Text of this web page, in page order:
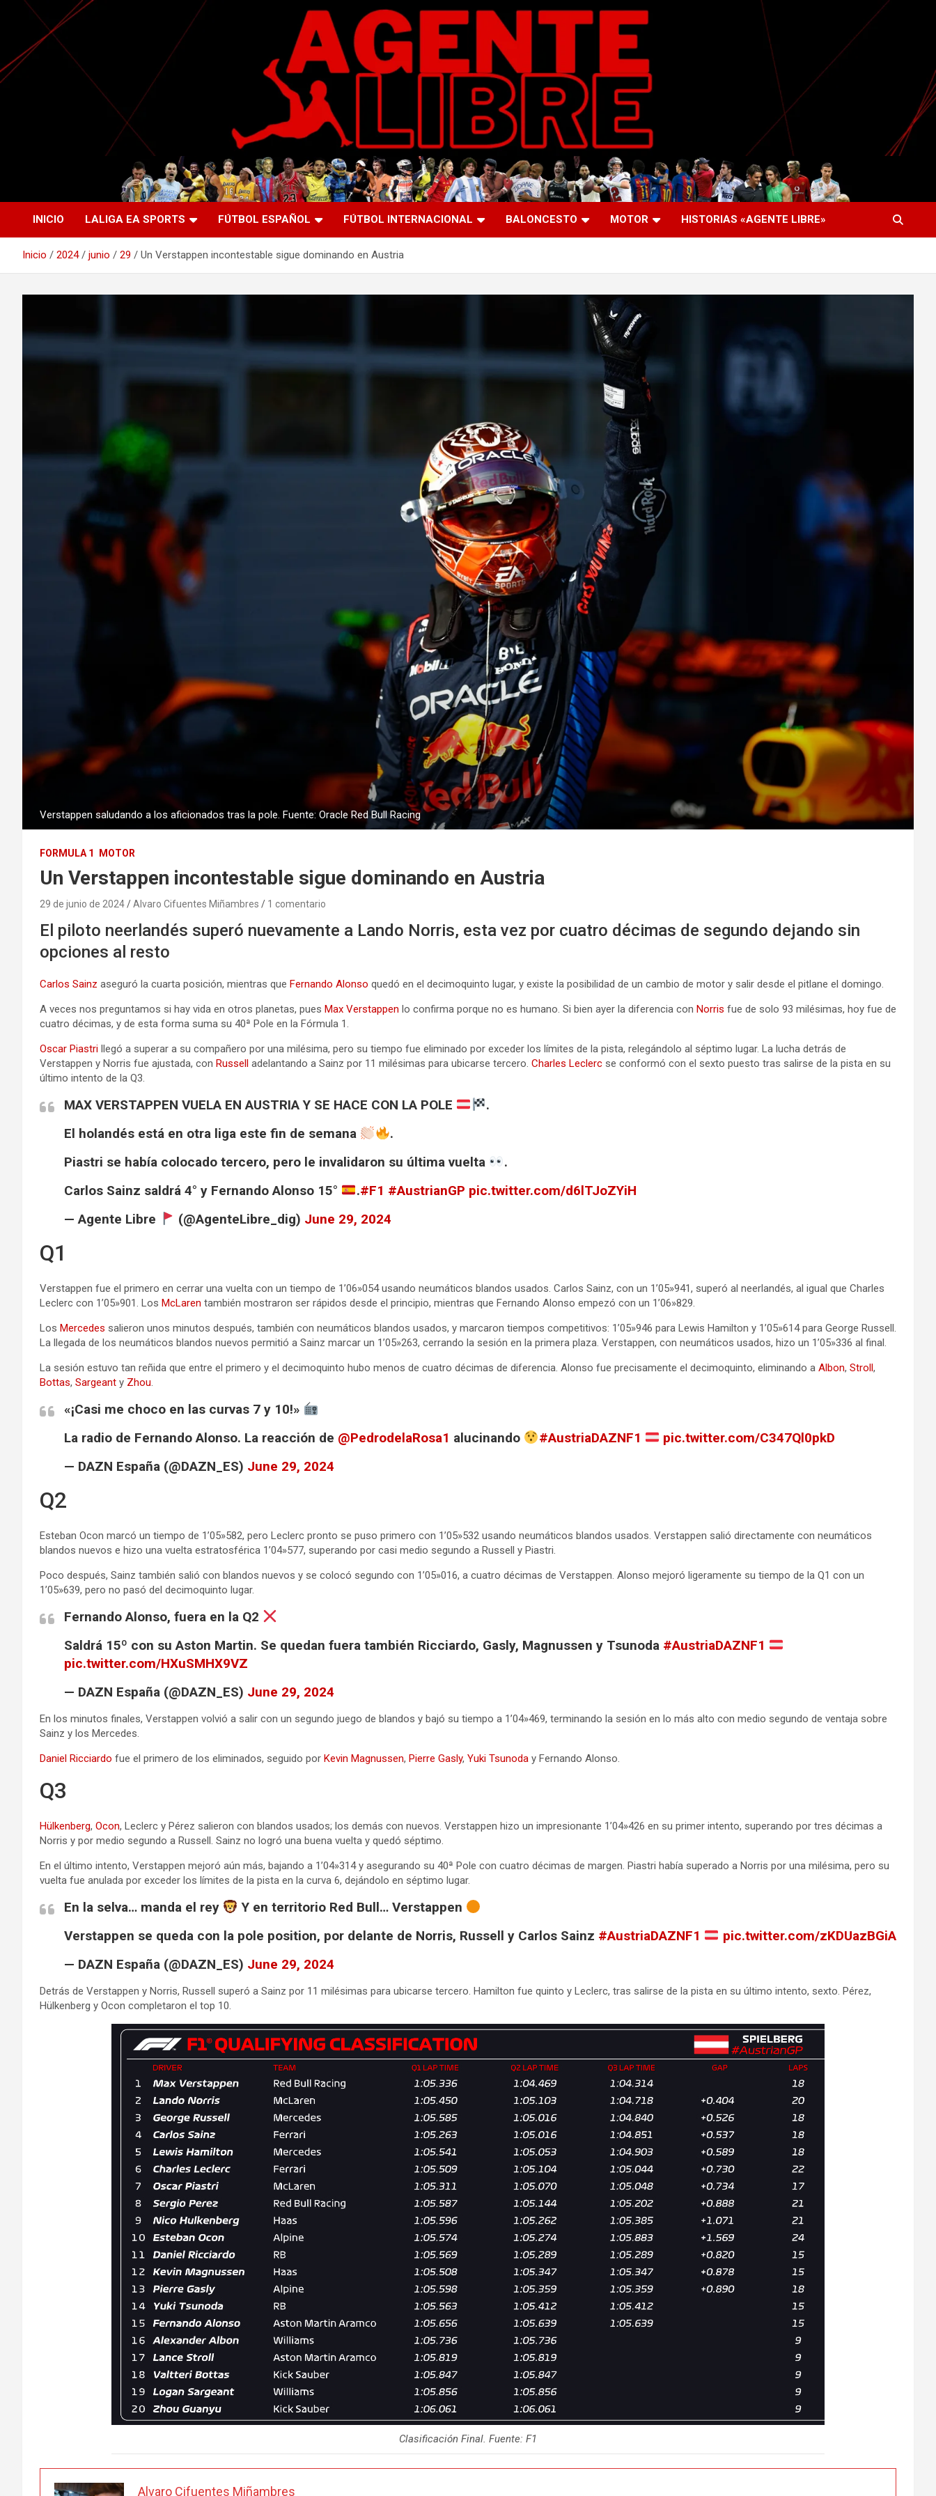
Saltar
contenido
Agente Libre Digital
La nueva generación del periodismo deportivo.
INICIO LALIGA EA SPORTS FÚTBOL ESPAÑOL FÚTBOL INTERNACIONAL BALONCESTO MOTOR HISTORIAS «AGENTE LIBRE»
Inicio 2024 junio 29 Un Verstappen incontestable sigue dominando en Austria
Verstappen saludando a los aficionados tras la pole. Fuente: Oracle Red Bull Racing
FORMULA 1 MOTOR
Un Verstappen incontestable sigue dominando en Austria
29 de junio de 2024 Alvaro Cifuentes Miñambres 1 comentario
El piloto neerlandés superó nuevamente a Lando Norris, esta vez por cuatro décimas de segundo dejando sin
opciones al resto
Carlos Sainz aseguró la cuarta posición, mientras que Fernando Alonso quedó en el decimoquinto lugar, y existe la posibilidad de un cambio de motor y salir desde el pitlane el domingo.
A veces nos preguntamos si hay vida en otros planetas, pues Max Verstappen lo confirma porque no es humano. Si bien ayer la diferencia con Norris fue de solo 93 milésimas, hoy fue de
cuatro décimas, y de esta forma suma su 40ª Pole en la Fórmula 1.
Oscar Piastri llegó a superar a su compañero por una milésima, pero su tiempo fue eliminado por exceder los límites de la pista, relegándolo al séptimo lugar. La lucha detrás de
Verstappen y Norris fue ajustada, con Russell adelantando a Sainz por 11 milésimas para ubicarse tercero. Charles Leclerc se conformó con el sexto puesto tras salirse de la pista en su
último intento de la Q3.
MAX VERSTAPPEN VUELA EN AUSTRIA Y SE HACE CON LA POLE
.
El holandés está en otra liga este fin de semana
.
Piastri se había colocado tercero, pero le invalidaron su última vuelta
.
Carlos Sainz saldrá 4° y Fernando Alonso 15°
.#F1 #AustrianGP pic.twitter.com/d6lTJoZYiH
— Agente Libre
(@AgenteLibre_dig) June 29, 2024
Q1
Verstappen fue el primero en cerrar una vuelta con un tiempo de 1’06»054 usando neumáticos blandos usados. Carlos Sainz, con un 1’05»941, superó al neerlandés, al igual que Charles
Leclerc con 1’05»901. Los McLaren también mostraron ser rápidos desde el principio, mientras que Fernando Alonso empezó con un 1’06»829.
Los Mercedes salieron unos minutos después, también con neumáticos blandos usados, y marcaron tiempos competitivos: 1’05»946 para Lewis Hamilton y 1’05»614 para George Russell.
La llegada de los neumáticos blandos nuevos permitió a Sainz marcar un 1’05»263, cerrando la sesión en la primera plaza. Verstappen, con neumáticos usados, hizo un 1’05»336 al final.
La sesión estuvo tan reñida que entre el primero y el decimoquinto hubo menos de cuatro décimas de diferencia. Alonso fue precisamente el decimoquinto, eliminando a Albon, Stroll,
Bottas, Sargeant y Zhou.
«¡Casi me choco en las curvas 7 y 10!»
La radio de Fernando Alonso. La reacción de @PedrodelaRosa1 alucinando #AustriaDAZNF1
pic.twitter.com/C347Ql0pkD
— DAZN España (@DAZN_ES) June 29, 2024
Q2
Esteban Ocon marcó un tiempo de 1’05»582, pero Leclerc pronto se puso primero con 1’05»532 usando neumáticos blandos usados. Verstappen salió directamente con neumáticos
blandos nuevos e hizo una vuelta estratosférica 1’04»577, superando por casi medio segundo a Russell y Piastri.
Poco después, Sainz también salió con blandos nuevos y se colocó segundo con 1’05»016, a cuatro décimas de Verstappen. Alonso mejoró ligeramente su tiempo de la Q1 con un
1’05»639, pero no pasó del decimoquinto lugar.
Fernando Alonso, fuera en la Q2
Saldrá 15º con su Aston Martin. Se quedan fuera también Ricciardo, Gasly, Magnussen y Tsunoda #AustriaDAZNF1
pic.twitter.com/HXuSMHX9VZ
— DAZN España (@DAZN_ES) June 29, 2024
En los minutos finales, Verstappen volvió a salir con un segundo juego de blandos y bajó su tiempo a 1’04»469, terminando la sesión en lo más alto con medio segundo de ventaja sobre
Sainz y los Mercedes.
Daniel Ricciardo fue el primero de los eliminados, seguido por Kevin Magnussen, Pierre Gasly, Yuki Tsunoda y Fernando Alonso.
Q3
Hülkenberg, Ocon, Leclerc y Pérez salieron con blandos usados; los demás con nuevos. Verstappen hizo un impresionante 1’04»426 en su primer intento, superando por tres décimas a
Norris y por medio segundo a Russell. Sainz no logró una buena vuelta y quedó séptimo.
En el último intento, Verstappen mejoró aún más, bajando a 1’04»314 y asegurando su 40ª Pole con cuatro décimas de margen. Piastri había superado a Norris por una milésima, pero su
vuelta fue anulada por exceder los límites de la pista en la curva 6, dejándolo en séptimo lugar.
En la selva… manda el rey
Y en territorio Red Bull… Verstappen
Verstappen se queda con la pole position, por delante de Norris, Russell y Carlos Sainz #AustriaDAZNF1
pic.twitter.com/zKDUazBGiA
— DAZN España (@DAZN_ES) June 29, 2024
Detrás de Verstappen y Norris, Russell superó a Sainz por 11 milésimas para ubicarse tercero. Hamilton fue quinto y Leclerc, tras salirse de la pista en su último intento, sexto. Pérez,
Hülkenberg y Ocon completaron el top 10.
Clasificación Final. Fuente: F1
Alvaro Cifuentes Miñambres